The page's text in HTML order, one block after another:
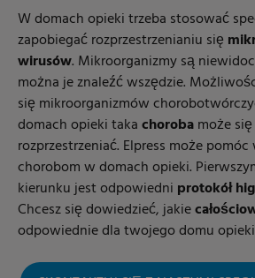
W domach opieki trzeba stosować
zapobiegać rozprzestrzenianiu się
wirusów. Mikroorganizmy są
można je znaleźć wszędzie.
się mikroorganizmów
domach opieki takachorobamoże
rozprzestrzeniać. Elpress może
chorobom w domach opieki.
kierunku jest odpowiedni protokół
Chcesz się dowiedzieć, jakie
odpowiednie dla twojego domu